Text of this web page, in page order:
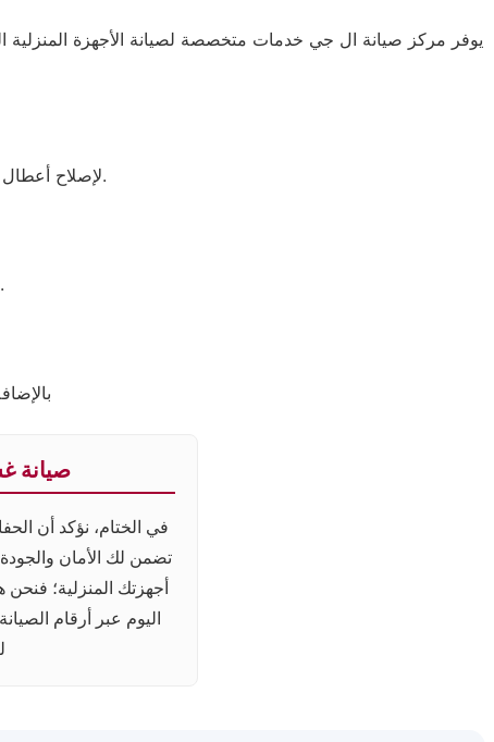
يوفر مركز صيانة ال جي خدمات متخصصة لصيانة الأجهزة
لإصلاح أعطال التبريد والمشكلات الشائعة باستخدام قطع غيار أصلية وخدمة صيانة منزلية سريعة.
للحفاظ على كفاءة التجميد ومعالجة الأعطال المفاجئة بسرعة ودقة.
صيانة
في الختام، نؤكد أن
تضمن لك الأمان والجودة
أجهزتك المنزلية؛ فنحن
اليوم عبر أرقام